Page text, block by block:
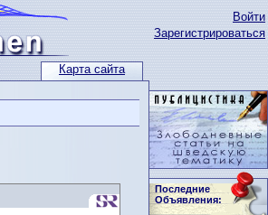
Карта сайта
Войти
Зарегистрироваться
Последние
Объявления: